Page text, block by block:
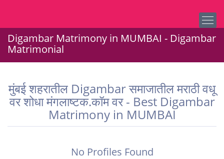
Digambar Matrimony in MUMBAI - Digambar
Matrimonial
मुंबई शहरातील Digambar समाजातील मराठी वधू
वर शोधा मंगलाष्टक.कॉम वर - Best Digambar
Matrimony in MUMBAI
No Profiles Found